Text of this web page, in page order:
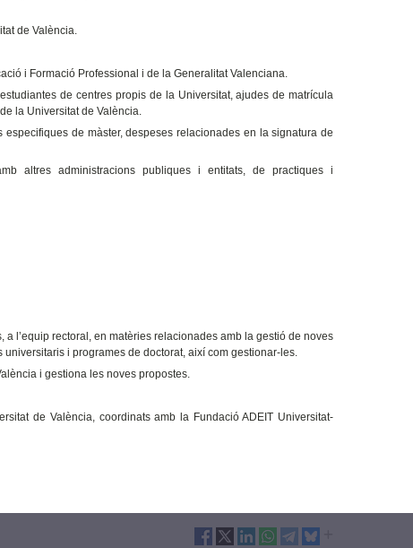
de València.
i Formació Professional i de la Generalitat Valenciana.
de centres propis de la Universitat, ajudes de matrícula
la Universitat de València.
de màster, despeses relacionades en la signatura de
altres administracions publiques i entitats, de practiques i
l’equip rectoral, en matèries relacionades amb la gestió de noves
i programes de doctorat, així com gestionar-les.
i gestiona les noves propostes.
de València, coordinats amb la Fundació ADEIT Universitat-